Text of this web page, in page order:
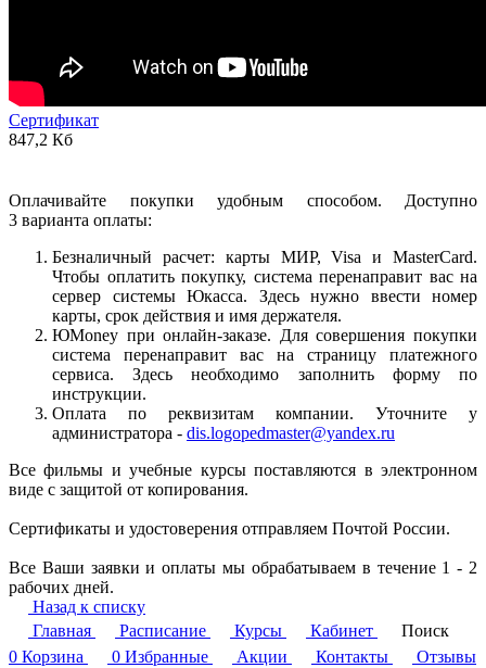
Сертификат
847,2 Кб
Оплачивайте покупки удобным способом. Доступно
3 варианта оплаты:
Безналичный расчет: карты МИР, Visa и MasterCard.
Чтобы оплатить покупку, система перенаправит вас на
сервер системы Юкасса. Здесь нужно ввести номер
карты, срок действия и имя держателя.
ЮMoney при онлайн-заказе. Для совершения покупки
система перенаправит вас на страницу платежного
сервиса. Здесь необходимо заполнить форму по
инструкции.
Оплата по реквизитам компании. Уточните у
администратора - dis.logopedmaster@yandex.ru
Все фильмы и учебные курсы поставляются в электронном
виде с защитой от копирования.
Сертификаты и удостоверения отправляем Почтой России.
Все Ваши заявки и оплаты мы обрабатываем в течение 1 - 2
рабочих дней.
Назад к списку
Главная
Расписание Курсы Кабинет
Поиск
0 Корзина 0 Избранные Акции Контакты
Отзывы